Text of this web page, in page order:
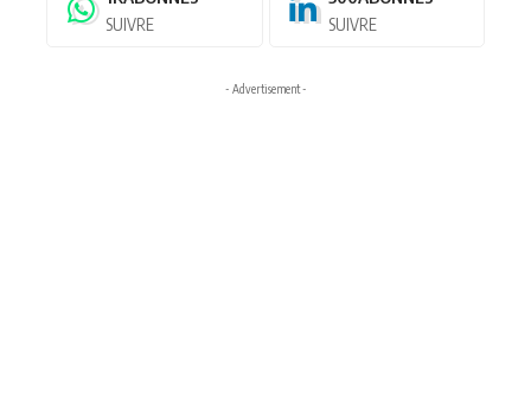
SUIVRE SUIVRE
- Advertisement -